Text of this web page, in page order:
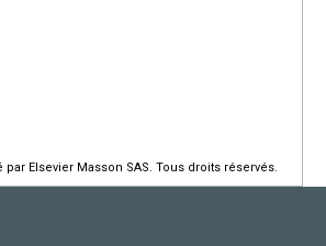
Elsevier Masson SAS. Tous droits réservés.